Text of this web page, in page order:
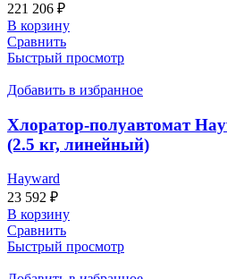
221 206 ₽
В корзину
Сравнить
Быстрый просмотр
Добавить в избранное
Хлоратор-полуавтомат
(2.5 кг, линейный)
Hayward
23 592 ₽
В корзину
Сравнить
Быстрый просмотр